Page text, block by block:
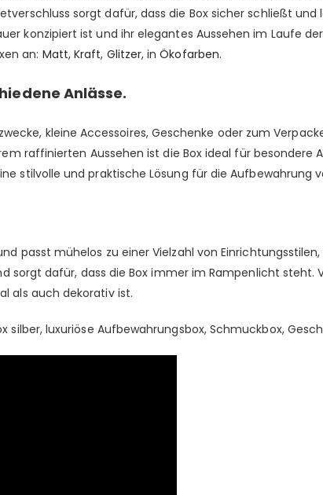
sorgt dafür, dass die Box sicher schließt
konzipiert ist und ihr elegantes Aussehen im Laufe
an: Matt, Kraft, Glitzer, inÖkofarben.
Anlässe.
kleine Accessoires, Geschenke oder zum
raffinierten Aussehen ist die Box ideal für besondere
stilvolle und praktische Lösung für die Aufbewahrung
passt mühelos zu einer Vielzahl von
sorgt dafür, dass die Box immer im Rampenlicht steht.
als auch dekorativ ist.
silber, luxuriöse Aufbewahrungsbox, Schmuckbox,